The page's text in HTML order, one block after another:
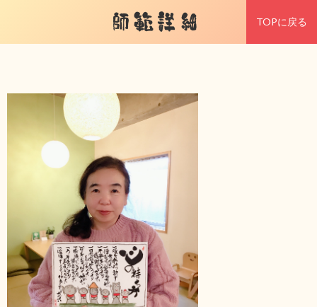
師範詳細 TOPに戻る